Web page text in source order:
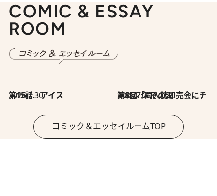
COMIC & ESSAY
ROOM
2026.7.30
第15話 アイス 2026.7.30
第8回「同人誌即売会にチャレンジ その2」
コミック＆エッセイルームTOP